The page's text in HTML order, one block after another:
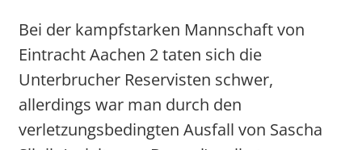
Bei der kampfstarken Mannschaft von
Eintracht Aachen 2 taten sich die
Unterbrucher Reservisten schwer,
allerdings war man durch den
verletzungsbedingten Ausfall von Sascha